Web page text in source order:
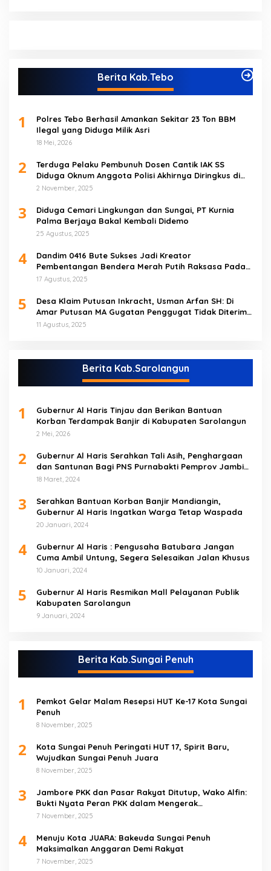
Berita Kab.Tebo
1
Polres Tebo Berhasil Amankan Sekitar 23 Ton BBM
Ilegal yang Diduga Milik Asri
18 Mei, 2026
2
Terduga Pelaku Pembunuh Dosen Cantik IAK SS
Diduga Oknum Anggota Polisi Akhirnya Diringkus di
Tebo Tengah
2 November, 2025
3
Diduga Cemari Lingkungan dan Sungai, PT Kurnia
Palma Berjaya Bakal Kembali Didemo
25 Agustus, 2025
4
Dandim 0416 Bute Sukses Jadi Kreator
Pembentangan Bendera Merah Putih Raksasa Pada
Peringatan HUT RI ke 80 di Tebo
17 Agustus, 2025
5
Desa Klaim Putusan Inkracht, Usman Arfan SH: Di
Amar Putusan MA Gugatan Penggugat Tidak Diterima
(NO)
11 Agustus, 2025
Berita Kab.Sarolangun
1
Gubernur Al Haris Tinjau dan Berikan Bantuan
Korban Terdampak Banjir di Kabupaten Sarolangun
2 Mei, 2026
2
Gubernur Al Haris Serahkan Tali Asih, Penghargaan
dan Santunan Bagi PNS Purnabakti Pemprov Jambi
Yang Berada di Sarolangun
18 Maret, 2024
3
Serahkan Bantuan Korban Banjir Mandiangin,
Gubernur Al Haris Ingatkan Warga Tetap Waspada
20 Januari, 2024
4
Gubernur Al Haris : Pengusaha Batubara Jangan
Cuma Ambil Untung, Segera Selesaikan Jalan Khusus
10 Januari, 2024
5
Gubernur Al Haris Resmikan Mall Pelayanan Publik
Kabupaten Sarolangun
9 Januari, 2024
Berita Kab.Sungai Penuh
1
Pemkot Gelar Malam Resepsi HUT Ke-17 Kota Sungai
Penuh
8 November, 2025
2
Kota Sungai Penuh Peringati HUT 17, Spirit Baru,
Wujudkan Sungai Penuh Juara
8 November, 2025
3
Jambore PKK dan Pasar Rakyat Ditutup, Wako Alfin:
Bukti Nyata Peran PKK dalam Mengerak
Perekonomian Masyarakat
7 November, 2025
4
Menuju Kota JUARA: Bakeuda Sungai Penuh
Maksimalkan Anggaran Demi Rakyat
7 November, 2025